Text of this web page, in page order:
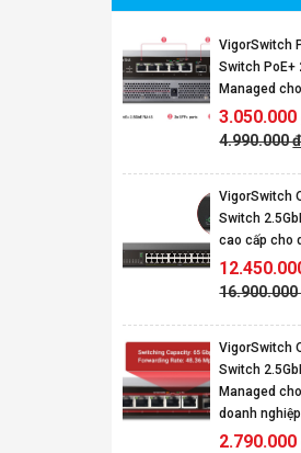
VigorSwitch
Switch PoE+
Managed
3.050.000
4.990.000
VigorSwitch
Switch
cao cấp cho
16.900.000
VigorSwitch
Switch
Managed
doanh nghiệp
2.790.000